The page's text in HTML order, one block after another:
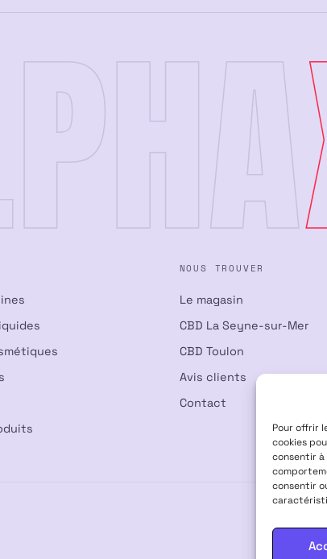
Pour offrir
cookies
consentir
consentir
NOUS TROUVER
Le magasin
CBD La Seyne-sur-Mer
CBD Toulon
Avis clients
Contact